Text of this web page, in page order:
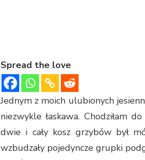
Spread the love
Jednym z moich ulubionych
niezwykle łaskawa. Chodziłam
dwie i cały kosz grzybów był
wzbudzały pojedyncze grupki